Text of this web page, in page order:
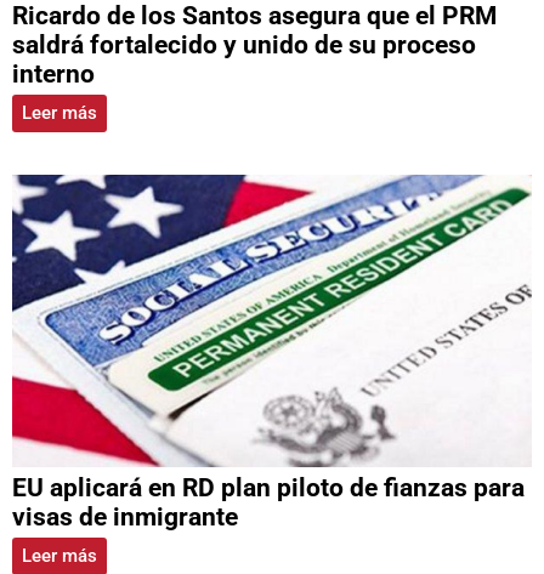
Ricardo de los Santos asegura que el PRM
saldrá fortalecido y unido de su proceso
interno
Leer más
EU aplicará en RD plan piloto de fianzas para
visas de inmigrante
Leer más